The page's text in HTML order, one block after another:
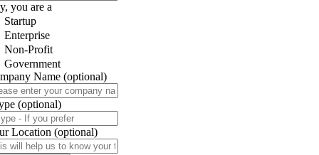
you are a
Startup
Enterprise
Non-Profit
Government
Name (optional)
(optional)
Location (optional)